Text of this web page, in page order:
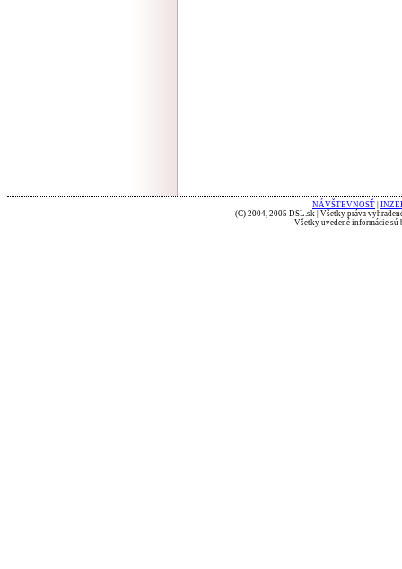
NÁVŠTEVNOSŤ
(C) 2004, 2005 DSL.sk | Všetky práva
Všetky uvedené informácie sú